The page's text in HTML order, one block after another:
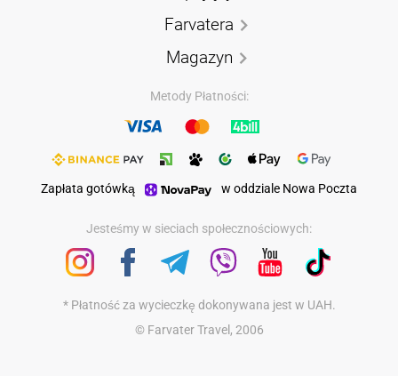
Farvatera
Magazyn
Metody Płatności:
Zapłata gotówką w oddziale Nowa Poczta
Jesteśmy w sieciach społecznościowych:
* Płatność za wycieczkę dokonywana jest w UAH.
© Farvater Travel, 2006